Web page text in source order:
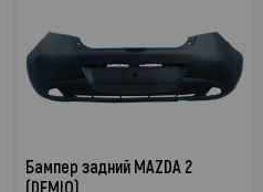
Бампер задний MAZDA 2
(DEMIO)